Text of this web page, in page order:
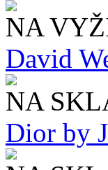
NA
David
NA
Dior by